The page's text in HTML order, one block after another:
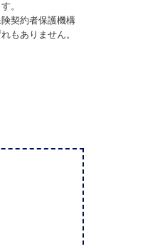
。
契約者保護機構
もありません。